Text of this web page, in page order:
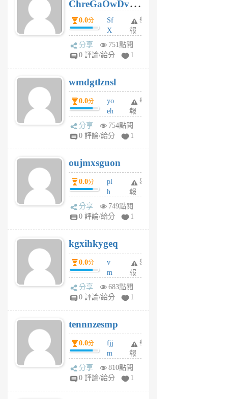
月
前
ChreGaOwDv
dY0.0分
Sf
X
Pe
Jc
R
P
m
v
A
V
個
月
前
舉
報
分享
751點閱
0 評論/給分
1
wmdgtlznsl
0.0分
yo
eh
ld
gy
個
月
前
舉
報
分享
754點閱
0 評論/給分
1
oujmxsguon
0.0分
pl
h
wi
w
6
個
月
前
舉
報
分享
749點閱
0 評論/給分
1
kgxihkygeq
0.0分
v
m
sg
sr
6
個
月
前
舉
報
分享
683點閱
0 評論/給分
1
tennnzesmp
0.0分
fjj
m
w
rs
舉
報
分享
810點閱
0 評論/給分
1